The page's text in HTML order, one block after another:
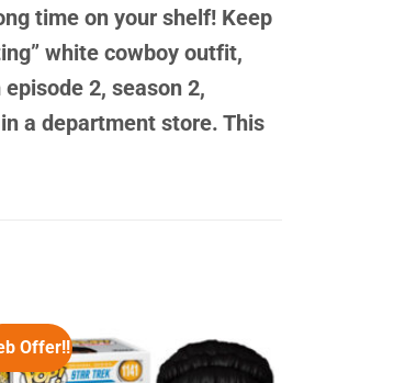
time on your shelf! Keep
white cowboy outfit,
2, season 2,
a department store. This
Offer!!